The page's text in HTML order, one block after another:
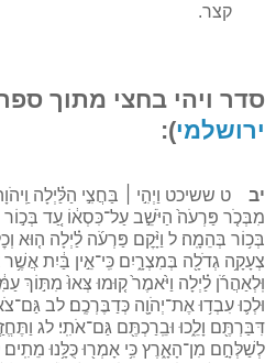
קצר.
סדר ויהי בחצי מתוך
ירושלמי):
יב ט ששיכט וַיְהִ֣י ׀ בַּחֲצִ֣י הַלַּ֗יְלָה
מִבְּכֹ֤ר פַּרְעֹה֙ הַיֹּשֵׁ֣ב עַל־כִּסְא֔וֹ עַ֚ד
בְּכ֥וֹר בְּהֵמָֽה׃ ל וַיָּ֨קׇם פַּרְעֹ֜ה לַ֗יְלָה ה֤וּא
צְעָקָ֥ה גְדֹלָ֖ה בְּמִצְרָ֑יִם כִּֽי־אֵ֣ין בַּ֔יִת
וּֽלְאַהֲרֹ֜ן לַ֗יְלָה וַיֹּ֙אמֶר֙ ק֤וּמוּ צְּאוּ֙ מִתּ֣וֹךְ
וּלְכ֛וּ עִבְד֥וּ אֶת־יְהֹוָ֖ה כְּדַבֶּרְכֶֽם׃ לב
דִּבַּרְתֶּ֖ם וָלֵ֑כוּ וּבֵֽרַכְתֶּ֖ם גַּם־אֹתִֽי׃ לג
לְשַׁלְּחָ֣ם מִן־הָאָ֑רֶץ כִּ֥י אָמְר֖וּ כֻּלָּ֥נוּ